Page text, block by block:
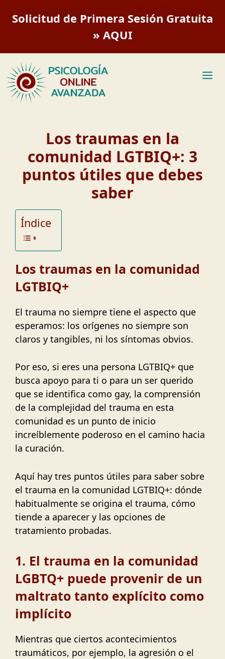
Solicitud de Primera Sesión Gratuita
» AQUI
Los traumas en la
comunidad LGTBIQ+: 3
puntos útiles que debes
saber
Índice
Los traumas en la comunidad
LGTBIQ+
El trauma no siempre tiene el aspecto que
esperamos: los orígenes no siempre son
claros y tangibles, ni los síntomas obvios.
Por eso, si eres una persona LGTBIQ+ que
busca apoyo para ti o para un ser querido
que se identifica como gay, la comprensión
de la complejidad del trauma en esta
comunidad es un punto de inicio
increíblemente poderoso en el camino hacia
la curación.
Aquí hay tres puntos útiles para saber sobre
el trauma en la comunidad LGTBIQ+: dónde
habitualmente se origina el trauma, cómo
tiende a aparecer y las opciones de
tratamiento probadas.
1. El trauma en la comunidad
LGBTQ+ puede provenir de un
maltrato tanto explícito como
implícito
Mientras que ciertos acontecimientos
traumáticos, por ejemplo, la agresión o el